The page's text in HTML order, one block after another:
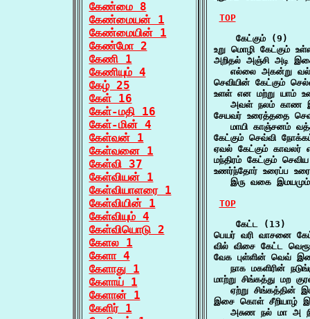
கேண்மை 8
கேண்மையன் 1
கேண்மையின் 1
கேண்மோ 2
கேணி 1
கேணியும் 4
கேழ் 25
கேள் 16
கேள்-மதி 16
கேள்-மின் 4
கேள்வன் 1
கேள்வனை 1
கேள்வி 37
கேள்வியன் 1
கேள்வியாளரை 1
கேள்வியின் 1
கேள்வியும் 4
கேள்வியொடு 2
கேளல 1
கேளா 4
கேளாது 1
கேளாய் 1
கேளான் 1
கேளிர் 1
TOP
    கேட்கும் (9)
உறு மொழி கேட்கும்
அறிதல் அஞ்சி அடி
எல்லை அகன்று
செவியின் கேட்கும்
உளள் என மற்று யாம்
அவள் நலம் காண
சேயவர் உரைத்ததை
மாயி காஞ்சனம்
கேட்கும் செவ்வி
ஏவல் கேட்கும்
மந்திரம் கேட்கும்
உணர்ந்தோர் உரைப்ப
இரு வகை இமயமும்
TOP
    கேட்ட (13)
பெயர் வரி வாசனை
வில் விசை கேட்ட
வேக புள்ளின் வெவ்
நாக மகளிரின்
மாற்று சிங்கத்து மற
ஏற்று சிங்கத்தின்
இசை கொள் சீறியாழ்
அசுண நல் மா அ